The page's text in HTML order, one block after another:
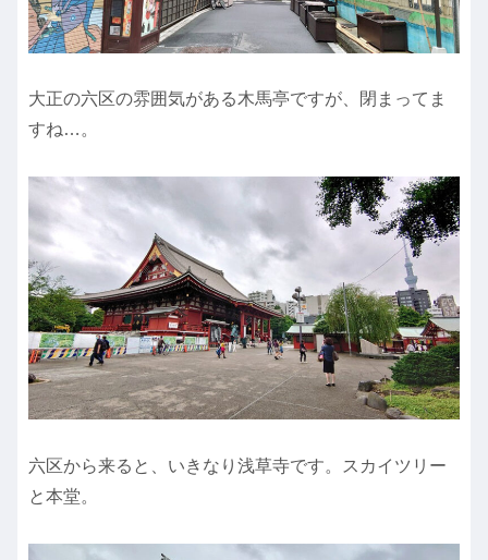
大正の六区の雰囲気がある木馬亭ですが、閉まってま
すね…。
六区から来ると、いきなり浅草寺です。スカイツリー
と本堂。